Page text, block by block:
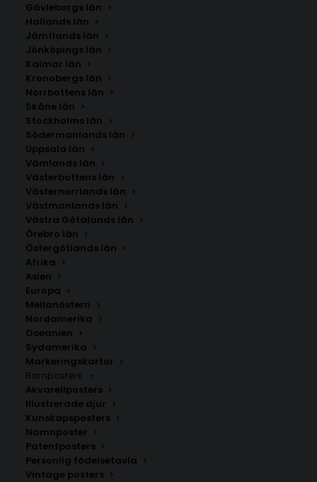
Gävleborgs län
Hallands län
Jämtlands län
Jönköpings län
Kalmar län
Kronobergs län
Norrbottens län
Skåne län
Stockholms län
Södermanlands län
Uppsala län
Vämlands län
Västerbottens län
Västernorrlands län
Västmanlands län
Västra Götalands län
Örebro län
Östergötlands län
Afrika
Asien
Europa
Mellanöstern
Nordamerika
Oceanien
Sydamerika
Markeringskartor
Barnposters
Akvarellposters
Illustrerade djur
Kunskapsposters
Namnposter
Patentposters
Personlig födelsetavla
Vintage posters
SÖK AFFISCHER
Sök
efter:
Poster med bokstaven Ä
– Serif stil
Fr.99.00 kr